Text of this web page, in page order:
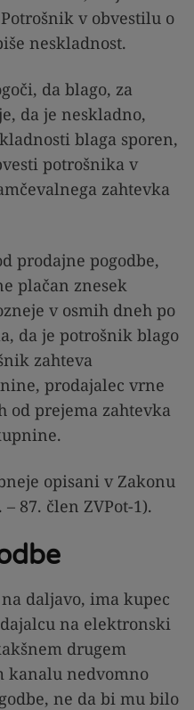
v obvestilu o
neskladnost.
da blago, za
da je neskladno,
blaga sporen,
potrošnika v
zahtevka
prodajne pogodbe,
plačan znesek
v osmih dneh po
da je potrošnik blago
zahteva
prodajalec vrne
od prejema zahtevka
opisani v Zakonu
87. člen ZVPot-1).
daljavo, ima kupec
na elektronski
drugem
kanalu nedvomno
ne da bi mu bilo